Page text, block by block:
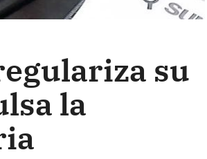
su
la